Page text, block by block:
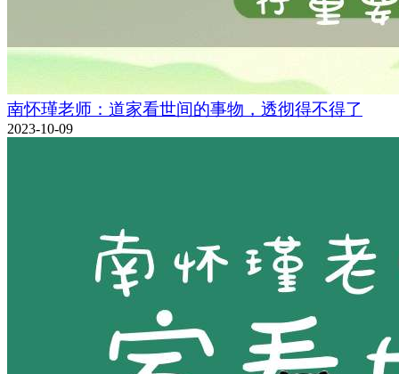
南怀瑾老师：道家看世间的事物，透彻得不得了
2023-10-09